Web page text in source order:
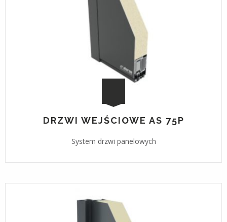
DRZWI WEJŚCIOWE AS 75P
System drzwi panelowych